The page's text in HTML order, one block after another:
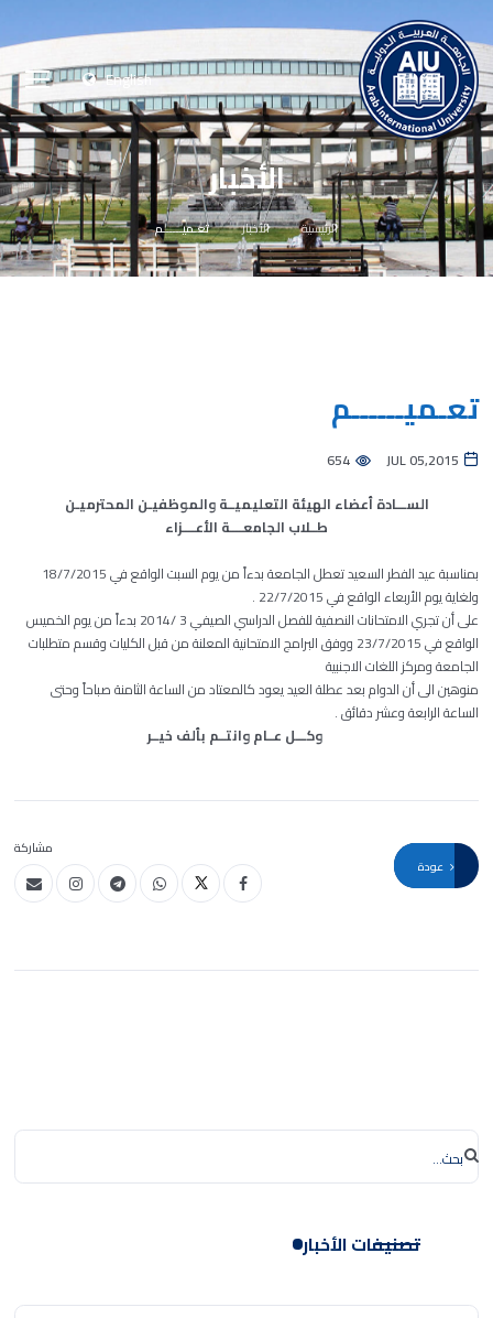
English
الأخبار
الرئيسية الأخبار تعـميــــــم
تعـميــــــم
JUL 05,2015
654
الســـادة أعضاء الهيئة التعليميــة والموظفيـن المحترميـن
طــلاب الجامعــــة الأعــــزاء
بمناسبة عيد الفطر السعيد تعطل الجامعة بدءاً من يوم السبت الواقع في 18/7/2015
ولغاية يوم الأربعاء الواقع في 22/7/2015 .
على أن تجري الامتحانات النصفية للفصل الدراسي الصيفي 3 /2014 بدءاً من يوم الخميس
الواقع في 23/7/2015 ووفق البرامج الامتحانية المعلنة من قبل الكليات وقسم متطلبات
الجامعة ومركز اللغات الاجنبية
منوهين الى أن الدوام بعد عطلة العيد يعود كالمعتاد من الساعة الثامنة صباحاً وحتى
الساعة الرابعة وعشر دقائق .
وكـــل عــام وانتــم بألف خيــر
مشاركة
تصنيفات الأخبار